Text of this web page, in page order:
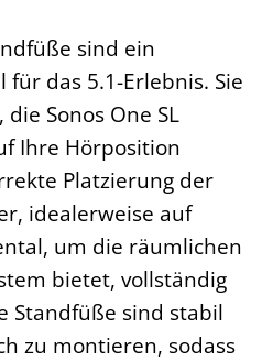
sind ein
das 5.1-Erlebnis. Sie
Sonos One SL
Ihre Hörposition
Platzierung der
idealerweise auf
um die räumlichen
bietet, vollständig
Standfüße sind stabil
zu montieren, sodass